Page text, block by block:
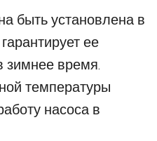
быть установлена в
ее
зимнее время.
температуры
насоса в